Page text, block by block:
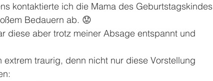
kontaktierte ich die Mama des Geburtstagskindes
Bedauern ab. 😟
diese aber trotz meiner Absage entspannt und
extrem traurig, denn nicht nur diese Vorstellung